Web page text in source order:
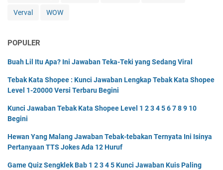
Verval WOW
POPULER
Buah Lil Itu Apa? Ini Jawaban Teka-Teki yang Sedang Viral
Tebak Kata Shopee : Kunci Jawaban Lengkap Tebak Kata Shopee
Level 1-20000 Versi Terbaru Begini
Kunci Jawaban Tebak Kata Shopee Level 1 2 3 4 5 6 7 8 9 10
Begini
Hewan Yang Malang Jawaban Tebak-tebakan Ternyata Ini Isinya
Pertanyaan TTS Jokes Ada 12 Huruf
Game Quiz Sengklek Bab 1 2 3 4 5 Kunci Jawaban Kuis Paling